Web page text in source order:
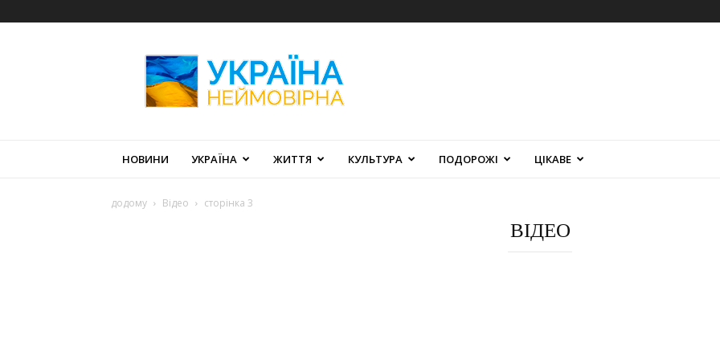
Неймовірна
НОВИНИ УКРАЇНА ЖИТТЯ КУЛЬТУРА ПОДОРОЖІ ЦІКАВЕ
додому Відео сторінка 3
ВІДЕО